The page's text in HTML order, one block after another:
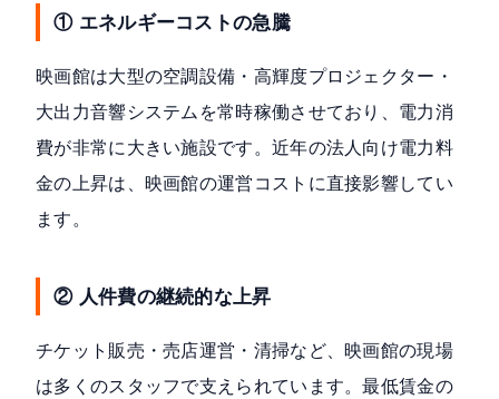
① エネルギーコストの急騰
映画館は大型の空調設備・高輝度プロジェクター・
大出力音響システムを常時稼働させており、電力消
費が非常に大きい施設です。近年の法人向け電力料
金の上昇は、映画館の運営コストに直接影響してい
ます。
② 人件費の継続的な上昇
チケット販売・売店運営・清掃など、映画館の現場
は多くのスタッフで支えられています。最低賃金の